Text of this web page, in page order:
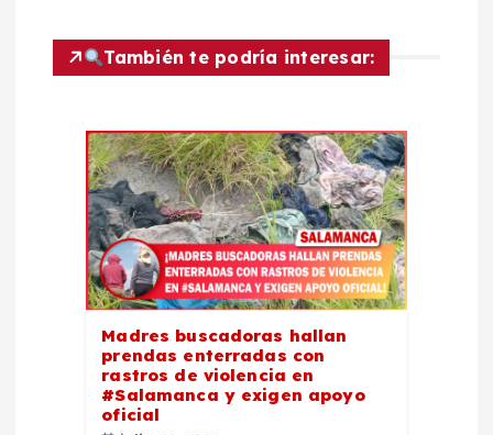
También te podría interesar:
Madres buscadoras hallan
prendas enterradas con
rastros de violencia en
#Salamanca y exigen apoyo
oficial